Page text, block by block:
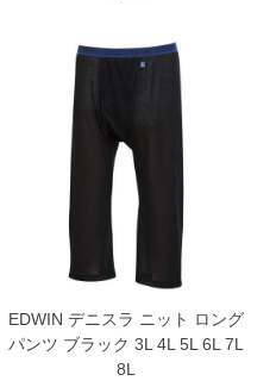
EDWIN デニスラ ニット ロング
パンツ ブラック 3L 4L 5L 6L 7L
8L